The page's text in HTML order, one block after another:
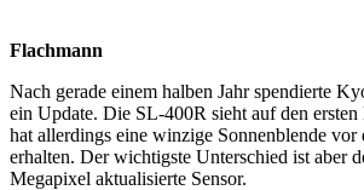
Flachmann
Nach gerade einem halben Jahr spendierte
ein Update. Die SL-400R sieht auf den
hat allerdings eine winzige Sonnenblende
erhalten. Der wichtigste Unterschied ist aber
Megapixel aktualisierte Sensor.